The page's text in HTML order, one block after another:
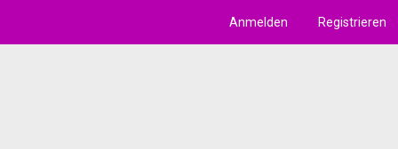
Anmelden Registrieren